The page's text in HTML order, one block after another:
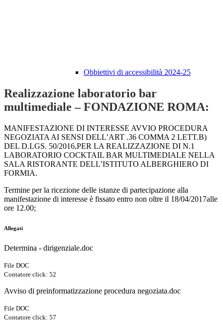
Obbiettivi di accessibilità 2024-25
Realizzazione laboratorio bar
multimediale – FONDAZIONE ROMA:
MANIFESTAZIONE DI INTERESSE AVVIO PROCEDURA
NEGOZIATA AI SENSI DELL’ART .36 COMMA 2 LETT.B)
DEL D.LGS. 50/2016,PER LA REALIZZAZIONE DI N.1
LABORATORIO COCKTAIL BAR MULTIMEDIALE NELLA
SALA RISTORANTE DELL’ISTITUTO ALBERGHIERO DI
FORMIA.
Termine per la ricezione delle istanze di partecipazione alla
manifestazione di interesse è fissato entro non oltre il 18/04/2017alle
ore 12.00;
Allegati
Determina - dirigenziale.doc
File DOC
Contatore click: 52
Avviso di preinformatizzazione procedura negoziata.doc
File DOC
Contatore click: 57